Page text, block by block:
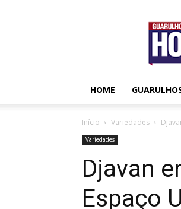
HOME
Início Variedades
Variedades
Djavan
Espaço